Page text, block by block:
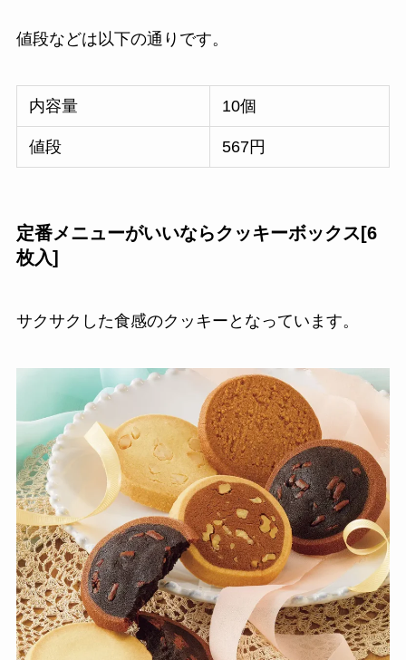
値段などは以下の通りです。
内容量 10個
値段 567円
定番メニューがいいならクッキーボックス[6
枚入]
サクサクした食感のクッキーとなっています。